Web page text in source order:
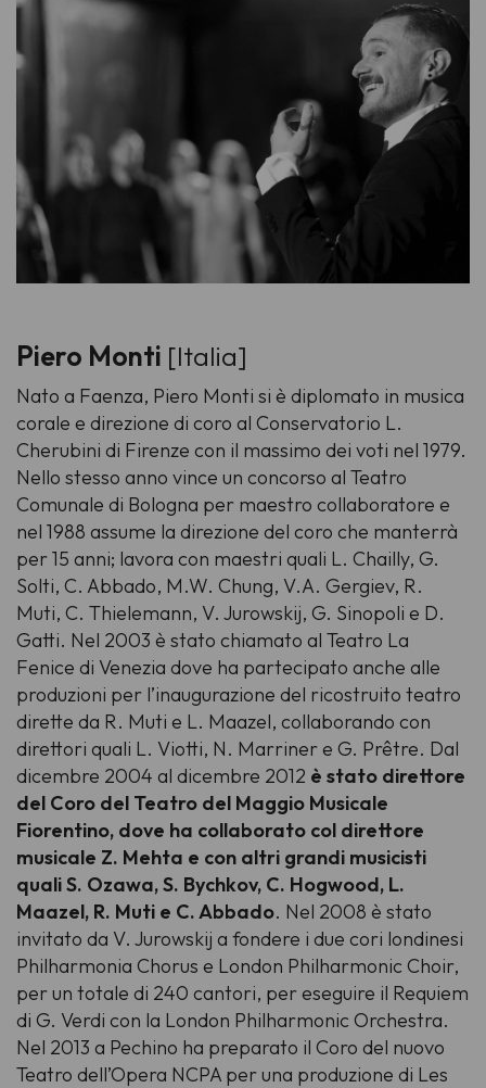
Piero Monti [Italia]
Nato a Faenza, Piero Monti si è diplomato in musica
corale e direzione di coro al Conservatorio L.
Cherubini di Firenze con il massimo dei voti nel 1979.
Nello stesso anno vince un concorso al Teatro
Comunale di Bologna per maestro collaboratore e
nel 1988 assume la direzione del coro che manterrà
per 15 anni; lavora con maestri quali L. Chailly, G.
Solti, C. Abbado, M.W. Chung, V.A. Gergiev, R.
Muti, C. Thielemann, V. Jurowskij, G. Sinopoli e D.
Gatti. Nel 2003 è stato chiamato al Teatro La
Fenice di Venezia dove ha partecipato anche alle
produzioni per l’inaugurazione del ricostruito teatro
dirette da R. Muti e L. Maazel, collaborando con
direttori quali L. Viotti, N. Marriner e G. Prêtre. Dal
dicembre 2004 al dicembre 2012 è stato direttore
del Coro del Teatro del Maggio Musicale
Fiorentino, dove ha collaborato col direttore
musicale Z. Mehta e con altri grandi musicisti
quali S. Ozawa, S. Bychkov, C. Hogwood, L.
Maazel, R. Muti e C. Abbado. Nel 2008 è stato
invitato da V. Jurowskij a fondere i due cori londinesi
Philharmonia Chorus e London Philharmonic Choir,
per un totale di 240 cantori, per eseguire il Requiem
di G. Verdi con la London Philharmonic Orchestra.
Nel 2013 a Pechino ha preparato il Coro del nuovo
Teatro dell’Opera NCPA per una produzione di Les